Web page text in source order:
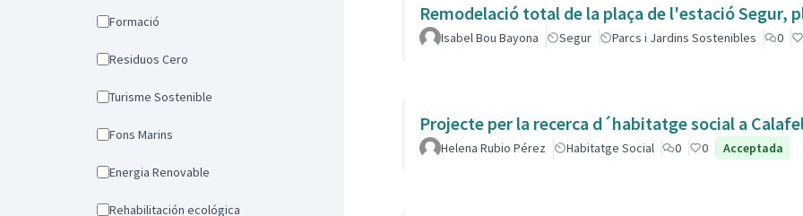
Formació
Residuos Cero
Turisme Sostenible
Fons Marins
Energia Renovable
Rehabilitación ecológica
Remodelació total de la plaça de l'estació Segur,
Isabel Bou Bayona Segur Parcs i Jardins Sostenibles 0
Projecte per la recerca d´habitatge social a
Helena Rubio Pérez Habitatge Social 0 0 Acceptada